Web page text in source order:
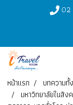
02
หน้าแรก บทความทั้
มหาวิทยาลัยในสิ